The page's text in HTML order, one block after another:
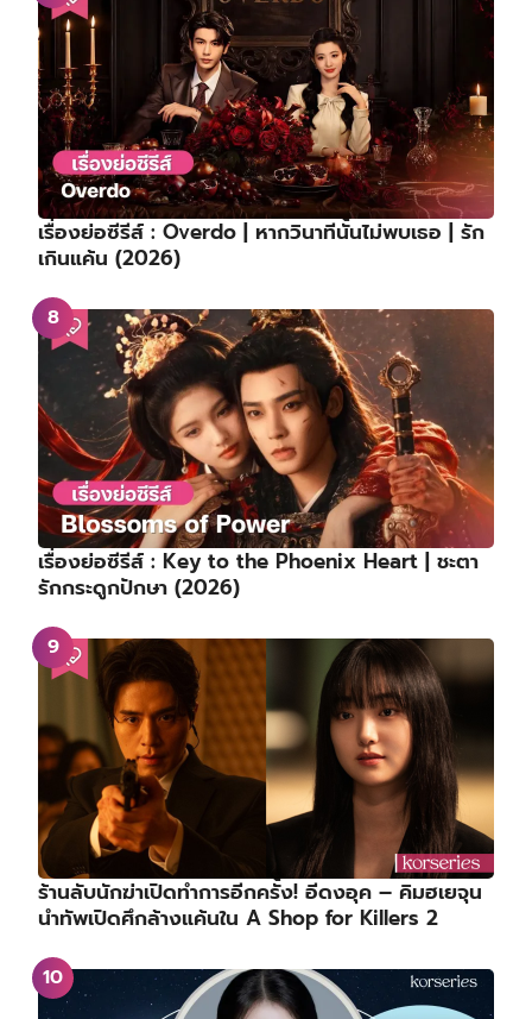
เรื่องย่อซีรีส์ : Overdo | หากวินาทีนั้นไม่พบเธอ | รัก
เกินแค้น (2026)
เรื่องย่อซีรีส์ : Key to the Phoenix Heart | ชะตา
รักกระดูกปักษา (2026)
ร้านลับนักฆ่าเปิดทำการอีกครั้ง! อีดงอุค – คิมฮเยจุน
นำทัพเปิดศึกล้างแค้นใน A Shop for Killers 2